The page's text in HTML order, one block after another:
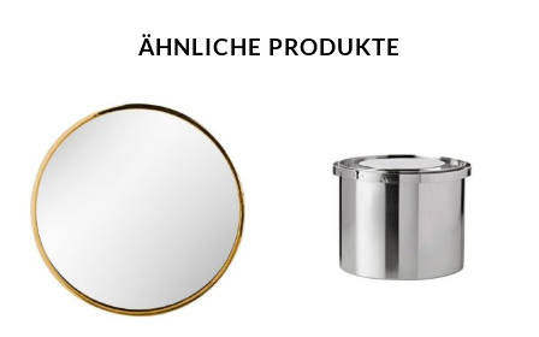
ÄHNLICHE PRODUKTE